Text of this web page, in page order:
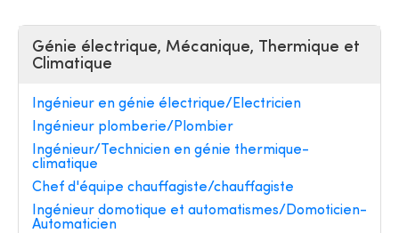
Génie électrique, Mécanique, Thermique et
Climatique
Ingénieur en génie électrique/Electricien
Ingénieur plomberie/Plombier
Ingénieur/Technicien en génie thermique-
climatique
Chef d'équipe chauffagiste/chauffagiste
Ingénieur domotique et automatismes/Domoticien-
Automaticien